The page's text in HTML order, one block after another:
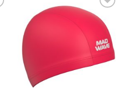
несколько
вариаций.
Опции
можно
на
странице
товара.
Добавить
в список
желаний